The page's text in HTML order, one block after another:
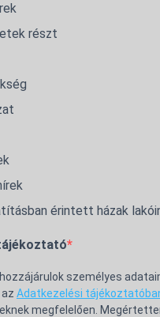
részt
érintett házak
személyes
Adatkezelési
megfelelően.